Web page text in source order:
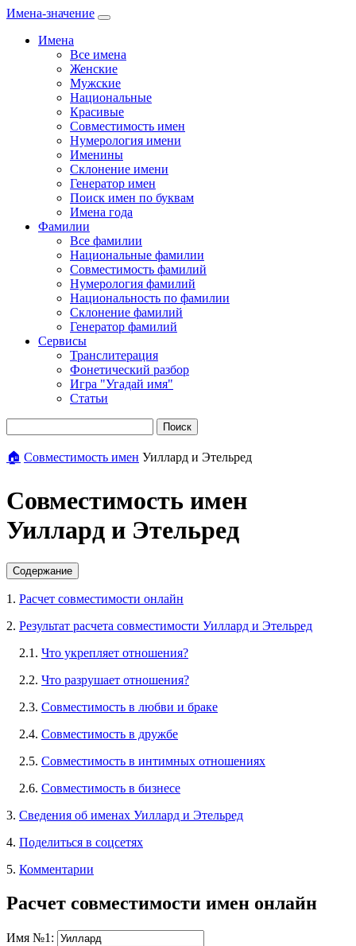
Имена-значение
Имена
Все имена
Женские
Мужские
Национальные
Красивые
Совместимость имен
Нумерология имени
Именины
Склонение имени
Генератор имен
Поиск имен по буквам
Имена года
Фамилии
Все фамилии
Национальные фамилии
Совместимость фамилий
Нумерология фамилий
Национальность по фамилии
Склонение фамилий
Генератор фамилий
Сервисы
Транслитерация
Фонетический разбор
Игра "Угадай имя"
Статьи
Поиск
🏠 Совместимость имен Уиллард и Этельред
Совместимость имен
Уиллард и Этельред
Содержание
1. Расчет совместимости онлайн
2. Результат расчета совместимости Уиллард и Этельред
2.1. Что укрепляет отношения?
2.2. Что разрушает отношения?
2.3. Совместимость в любви и браке
2.4. Совместимость в дружбе
2.5. Совместимость в интимных отношениях
2.6. Совместимость в бизнесе
3. Сведения об именах Уиллард и Этельред
4. Поделиться в соцсетях
5. Комментарии
Расчет совместимости имен онлайн
Имя №1: